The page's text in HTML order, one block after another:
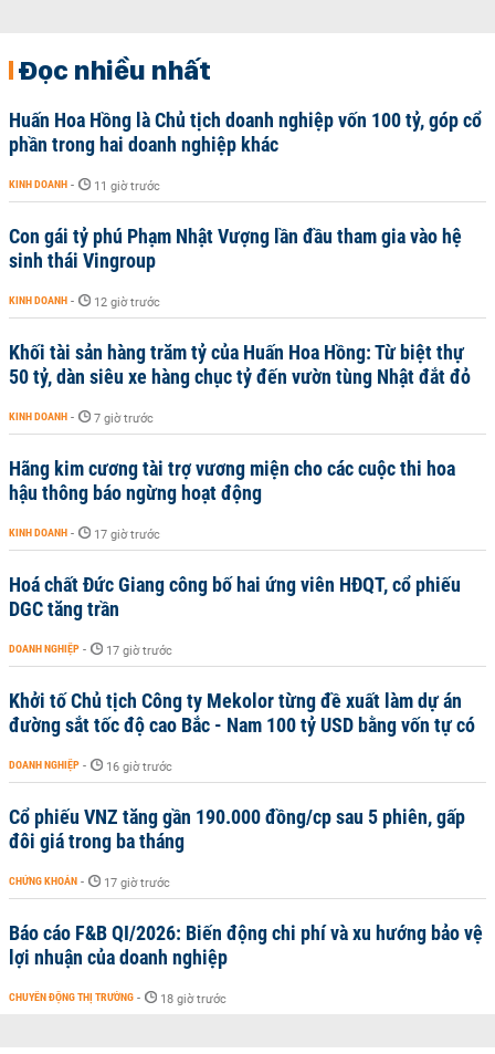
Đọc nhiều nhất
Huấn Hoa Hồng là Chủ tịch doanh nghiệp vốn 100 tỷ, góp cổ
phần trong hai doanh nghiệp khác
KINH DOANH - 11 giờ trước
Con gái tỷ phú Phạm Nhật Vượng lần đầu tham gia vào hệ
sinh thái Vingroup
KINH DOANH - 12 giờ trước
Khối tài sản hàng trăm tỷ của Huấn Hoa Hồng: Từ biệt thự
50 tỷ, dàn siêu xe hàng chục tỷ đến vườn tùng Nhật đắt đỏ
KINH DOANH - 7 giờ trước
Hãng kim cương tài trợ vương miện cho các cuộc thi hoa
hậu thông báo ngừng hoạt động
KINH DOANH - 17 giờ trước
Hoá chất Đức Giang công bố hai ứng viên HĐQT, cổ phiếu
DGC tăng trần
DOANH NGHIỆP - 17 giờ trước
Khởi tố Chủ tịch Công ty Mekolor từng đề xuất làm dự án
đường sắt tốc độ cao Bắc - Nam 100 tỷ USD bằng vốn tự có
DOANH NGHIỆP - 16 giờ trước
Cổ phiếu VNZ tăng gần 190.000 đồng/cp sau 5 phiên, gấp
đôi giá trong ba tháng
CHỨNG KHOÁN - 17 giờ trước
Báo cáo F&B QI/2026: Biến động chi phí và xu hướng bảo vệ
lợi nhuận của doanh nghiệp
CHUYỂN ĐỘNG THỊ TRƯỜNG - 18 giờ trước